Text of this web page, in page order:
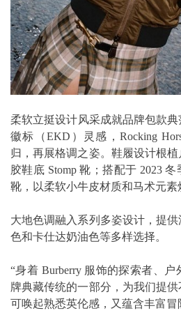
柔软立挺设计风采成就品牌包款
徽标（EKD）灵感，Rocking
归，再展格调之姿。鞋履设计根
胶鞋底 Stomp 靴；搭配于 2023
靴，以柔软小牛皮材质和马术元素
大地色调融入系列多姿设计，提
色和卡仕达奶油色等多样选择。
“身着 Burberry 服饰的探索者、
牌典藏传统的一部分，为我们提
可唤起熟悉英伦感，又蕴含丰富冒